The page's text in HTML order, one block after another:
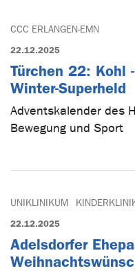
CCC ERLANGEN-EMN
22.12.2025
Türchen 22: Kohl
Winter-Superheld
Adventskalender des
Bewegung und Sport
UNIKLINIKUM
22.12.2025
Adelsdorfer